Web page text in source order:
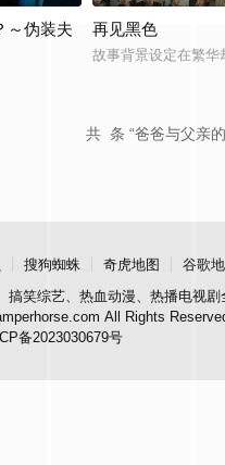
～伪装夫
再见黑色
故事背景设定在繁华
共 条 “爸爸与父亲
搜狗蜘蛛 奇虎地图 谷歌
搞笑综艺、热血动漫、热播电视
All Rights
备2023030679号